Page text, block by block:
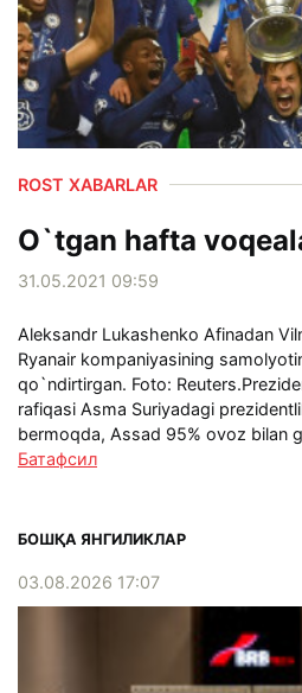
ROST XABARLAR
O`tgan hafta
31.05.2021 09:59
Aleksandr Lukashenko Afinadan
Ryanair kompaniyasining
qo`ndirtirgan. Foto:
rafiqasi Asma Suriyadagi
bermoqda, Assad 95% ovoz bilan
Батафсил
БОШҚА ЯНГИЛИКЛАР
03.08.2026 17:07